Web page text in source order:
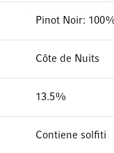
Pinot Noir:
Côte de Nuits
13.5%
Contiene solfiti